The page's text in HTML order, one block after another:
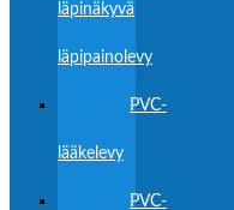
läpinäkyvä
läpipainolevy
PVC-
lääkelevy
PVC-